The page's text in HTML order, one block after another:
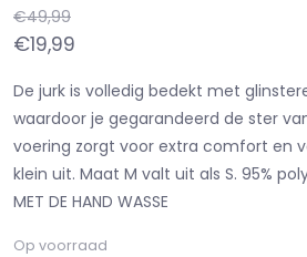
€49,99
€19,99
De jurk is volledig bedekt met
waardoor je gegarandeerd de ster
voering zorgt voor extra comfort en
klein uit. Maat M valt uit als S. 95%
MET DE HAND WASSE
Op voorraad